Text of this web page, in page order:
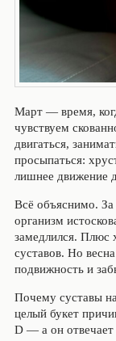
Март — время,
чувствуем
двигаться,
просыпаться:
лишнее движение
Всё объяснимо.
организм
замедлился. Плюс
суставов. Но
подвижность и
Почему суставы
целый букет
D — а он отвечает